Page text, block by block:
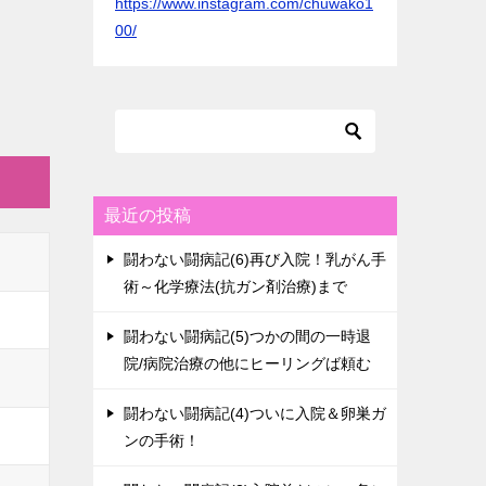
00/
最近の投稿
闘わない闘病記(6)再び入院！乳がん手
術～化学療法(抗ガン剤治療)まで
闘わない闘病記(5)つかの間の一時退
院/病院治療の他にヒーリングば頼む
闘わない闘病記(4)ついに入院＆卵巣ガ
ンの手術！